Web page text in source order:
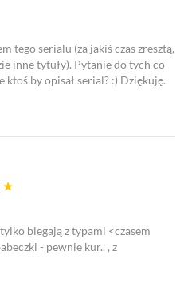
tego serialu (za jakiś czas zresztą,
inne tytuły). Pytanie do tych co
ktoś by opisał serial? :) Dziękuję.
biegają z typami <czasem
- pewnie kur.. , z